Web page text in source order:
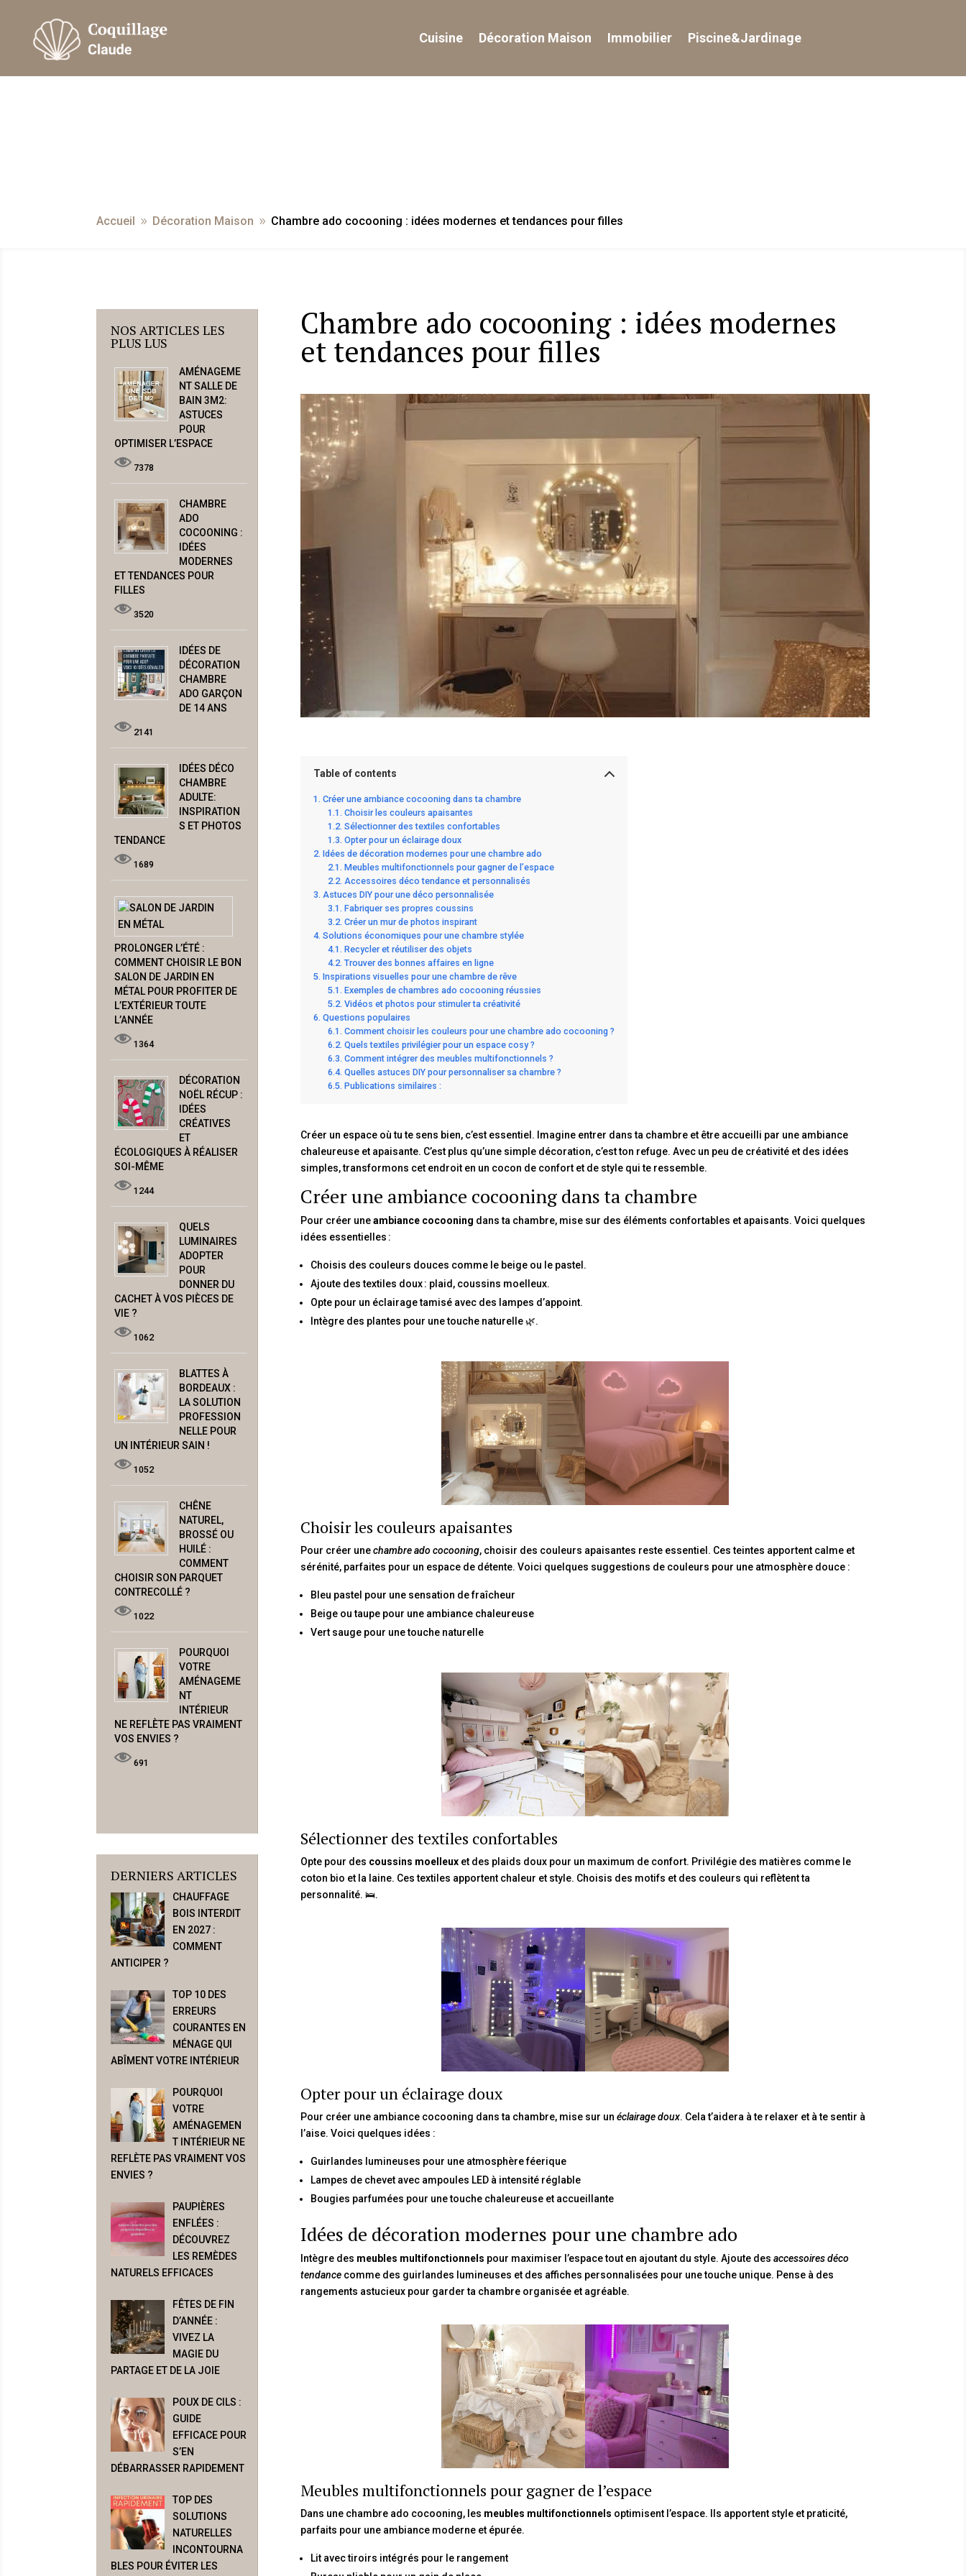
Cuisine Décoration Maison Immobilier Piscine&Jardinage
Accueil 9 Décoration Maison 9 Chambre ado cocooning : idées modernes et tendances pour filles
NOS ARTICLES LES
PLUS LUS
AMÉNAGEME
NT SALLE DE
BAIN 3M2:
ASTUCES
POUR
OPTIMISER L’ESPACE
7378
CHAMBRE
ADO
COCOONING :
IDÉES
MODERNES
ET TENDANCES POUR
FILLES
3520
IDÉES DE
DÉCORATION
CHAMBRE
ADO GARÇON
DE 14 ANS
2141
IDÉES DÉCO
CHAMBRE
ADULTE:
INSPIRATION
S ET PHOTOS
TENDANCE
1689
PROLONGER L’ÉTÉ :
COMMENT CHOISIR LE BON
SALON DE JARDIN EN
MÉTAL POUR PROFITER DE
L’EXTÉRIEUR TOUTE
L’ANNÉE
1364
DÉCORATION
NOËL RÉCUP :
IDÉES
CRÉATIVES
ET
ÉCOLOGIQUES À RÉALISER
SOI-MÊME
1244
QUELS
LUMINAIRES
ADOPTER
POUR
DONNER DU
CACHET À VOS PIÈCES DE
VIE ?
1062
BLATTES À
BORDEAUX :
LA SOLUTION
PROFESSION
NELLE POUR
UN INTÉRIEUR SAIN !
1052
CHÊNE
NATUREL,
BROSSÉ OU
HUILÉ :
COMMENT
CHOISIR SON PARQUET
CONTRECOLLÉ ?
1022
POURQUOI
VOTRE
AMÉNAGEME
NT
INTÉRIEUR
NE REFLÈTE PAS VRAIMENT
VOS ENVIES ?
691
DERNIERS ARTICLES
CHAUFFAGE
BOIS INTERDIT
EN 2027 :
COMMENT
ANTICIPER ?
TOP 10 DES
ERREURS
COURANTES EN
MÉNAGE QUI
ABÎMENT VOTRE INTÉRIEUR
POURQUOI
VOTRE
AMÉNAGEMEN
T INTÉRIEUR NE
REFLÈTE PAS VRAIMENT VOS
ENVIES ?
PAUPIÈRES
ENFLÉES :
DÉCOUVREZ
LES REMÈDES
NATURELS EFFICACES
FÊTES DE FIN
D’ANNÉE :
VIVEZ LA
MAGIE DU
PARTAGE ET DE LA JOIE
POUX DE CILS :
GUIDE
EFFICACE POUR
S’EN
DÉBARRASSER RAPIDEMENT
TOP DES
SOLUTIONS
NATURELLES
INCONTOURNA
BLES POUR ÉVITER LES
Chambre ado cocooning : idées modernes
et tendances pour filles
Table of contents
Créer une ambiance cocooning dans ta chambre
Choisir les couleurs apaisantes
Sélectionner des textiles confortables
Opter pour un éclairage doux
Idées de décoration modernes pour une chambre ado
Meubles multifonctionnels pour gagner de l’espace
Accessoires déco tendance et personnalisés
Astuces DIY pour une déco personnalisée
Fabriquer ses propres coussins
Créer un mur de photos inspirant
Solutions économiques pour une chambre stylée
Recycler et réutiliser des objets
Trouver des bonnes affaires en ligne
Inspirations visuelles pour une chambre de rêve
Exemples de chambres ado cocooning réussies
Vidéos et photos pour stimuler ta créativité
Questions populaires
Comment choisir les couleurs pour une chambre ado cocooning ?
Quels textiles privilégier pour un espace cosy ?
Comment intégrer des meubles multifonctionnels ?
Quelles astuces DIY pour personnaliser sa chambre ?
Publications similaires :
Créer un espace où tu te sens bien, c’est essentiel. Imagine entrer dans ta chambre et être accueilli par une ambiance
chaleureuse et apaisante. C’est plus qu’une simple décoration, c’est ton refuge. Avec un peu de créativité et des idées
simples, transformons cet endroit en un cocon de confort et de style qui te ressemble.
Créer une ambiance cocooning dans ta chambre
Pour créer uneambiance cocooning dans ta chambre, mise sur des éléments confortables et apaisants. Voici quelques
idées essentielles :
Choisis des couleurs douces comme le beige ou le pastel.
Ajoute des textiles doux : plaid, coussins moelleux.
Opte pour un éclairage tamisé avec des lampes d’appoint.
Intègre des plantes pour une touche naturelle 🌿.
Choisir les couleurs apaisantes
Pour créer unechambre ado cocooning, choisir des couleurs apaisantes reste essentiel. Ces teintes apportent calme et
sérénité, parfaites pour un espace de détente. Voici quelques suggestions de couleurs pour une atmosphère douce :
Bleu pastel pour une sensation de fraîcheur
Beige ou taupe pour une ambiance chaleureuse
Vert sauge pour une touche naturelle
Sélectionner des textiles confortables
Opte pour des coussins moelleuxet des plaids doux pour un maximum de confort. Privilégie des matières comme le
coton bio et la laine. Ces textiles apportent chaleur et style. Choisis des motifs et des couleurs qui reflètent ta
personnalité. 🛌.
Opter pour un éclairage doux
Pour créer une ambiance cocooning dans ta chambre, mise sur un éclairage doux. Cela t’aidera à te relaxer et à te sentir à
l’aise. Voici quelques idées :
Guirlandes lumineuses pour une atmosphère féerique
Lampes de chevet avec ampoules LED à intensité réglable
Bougies parfumées pour une touche chaleureuse et accueillante
Idées de décoration modernes pour une chambre ado
Intègre des meubles multifonctionnels pour maximiser l’espace tout en ajoutant du style. Ajoute des accessoires déco
tendancecomme des guirlandes lumineuses et des affiches personnalisées pour une touche unique. Pense à des
rangements astucieux pour garder ta chambre organisée et agréable.
Meubles multifonctionnels pour gagner de l’espace
Dans une chambre ado cocooning, les meubles multifonctionnels optimisent l’espace. Ils apportent style et praticité,
parfaits pour une ambiance moderne et épurée.
Lit avec tiroirs intégrés pour le rangement